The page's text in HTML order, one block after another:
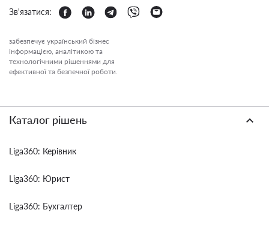
Зв'язатися:
забезпечує український бізнес
інформацією, аналітикою та
технологічними рішеннями для
ефективної та безпечної роботи.
Каталог рішень
Liga360: Керівник
Liga360: Юрист
Liga360: Бухгалтер